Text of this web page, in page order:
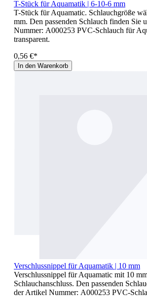
T-Stück für Aquamatik | 6-10-6 mm
T-Stück für Aquamatic. Schlauchgröße
mm. Den passenden Schlauch finden Sie
Nummer: A000253 PVC-Schlauch für
transparent.
0,56 €*
In den Warenkorb
Verschlussnippel für Aquamatik | 10 mm
Verschlussnippel für Aquamatic mit 10
Schlauchanschluss. Den passenden
der Artikel Nummer: A000253 PVC-